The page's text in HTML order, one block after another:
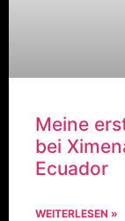
Meine
bei
Ecuador
WEITERLESEN »